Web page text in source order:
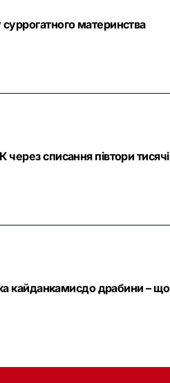
материнства
списання півтори тисячі
кайданкамисдо драбини – що